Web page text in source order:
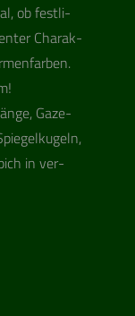
ob fest­li­
Cha­rak­
Gaze-
in ver­